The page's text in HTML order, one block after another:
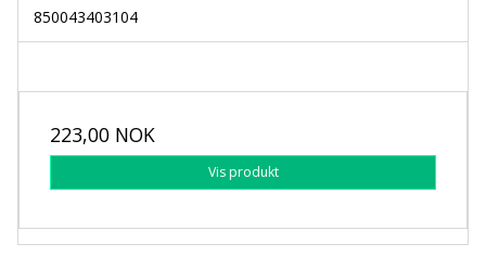
850043403104
223,00 NOK
Vis produkt